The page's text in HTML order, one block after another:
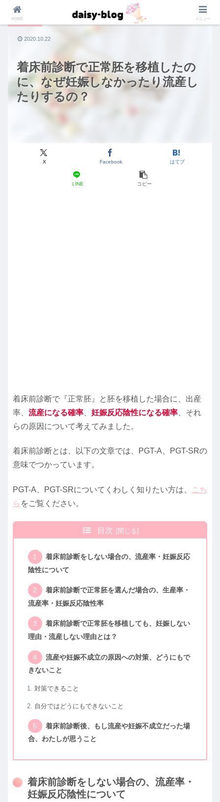
着床前診断で正常胚を移植したの
に、なぜ妊娠しなかったり流産し
たりするの？
着床前診断
X Facebook はてブ
LINE コピー
2020.10.22
着床前診断で『正常胚』と胚を移植した場合に、出産
率、 流産になる確率 妊娠反応陰性になる確率 、それ
らの原因について考えてみました。
着床前診断とは、以下の文章では、PGT-A、PGT-SRの
意味でつかっています。
PGT-A、PGT-SRについてくわしく知りたい方は、
こち
ら をご覧ください。
目次
着床前診断をしない場合の、流産率・妊娠反応
陰性について
着床前診断で正常胚を選んだ場合の、生産率・
流産率・妊娠反応陰性率
着床前診断で正常胚を移植しても、妊娠しない
理由・流産しない理由とは？
流産や妊娠不成立の原因への対策、どうにもで
きないこと
対策できること
自分ではどうにもできないこと
着床前診断後、もし流産や妊娠不成立だった場
合、わたしが思うこと
着床前診断をしない場合の、流産率・
妊娠反応陰性について
HOME メニュー